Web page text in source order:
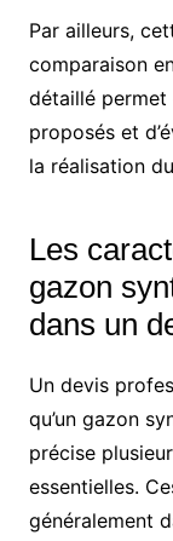
Par ailleurs,
comparaison
détaillé permet
proposés et
la réalisation
Les
gazon
dans un
Un devis
qu’un gazon
précise
essentielles.
généralement